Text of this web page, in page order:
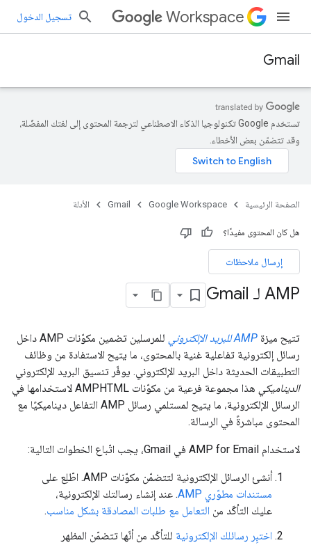
Workspace تسجيل الدخول
Gmail
تستخدم Google تكنولوجيا الذكاء الاصطناعي لترجمة المحتوى إلى لغتك المفضّلة،
وقد تتضمّن بعض الأخطاء.
الصفحة الرئيسية Google Workspace
Gmail الأدلة
هل كان المحتوى مفيدًا؟
إرسال ملاحظات
AMP لـ Gmail
تتيح ميزة AMP للبريد الإلكتروني
للمرسلين تضمين مكوّنات AMP داخل
رسائل إلكترونية تفاعلية غنية بالمحتوى، ما يتيح الاستفادة من وظائف
التطبيقات الحديثة داخل البريد الإلكتروني. يوفّر تنسيق البريد الإلكتروني
الديناميكي
هذا مجموعة فرعية من مكوّنات AMPHTML لاستخدامها في
الرسائل الإلكترونية، ما يتيح لمستلمي رسائل AMP التفاعل ديناميكيًا مع
المحتوى مباشرةً في الرسالة.
لاستخدام AMP for Email في Gmail، يجب اتّباع الخطوات التالية:
أنشئ الرسائل الإلكترونية لتتضمّن مكوّنات AMP. اطّلِع على
مستندات مطوّري AMP
. عند إنشاء رسالتك الإلكترونية،
عليك التأكّد من التعامل مع طلبات المصادقة بشكل مناسب.
اختبِر رسائلك الإلكترونية للتأكّد من أنّها تتضمّن المظهر